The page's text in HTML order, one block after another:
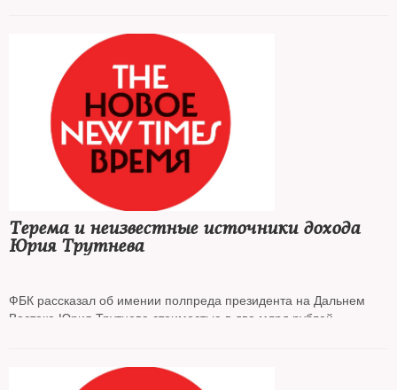
Терема и неизвестные источники дохода
Юрия Трутнева
ФБК рассказал об имении полпреда президента на Дальнем
Востоке Юрия Трутнева стоимостью в два млрд рублей